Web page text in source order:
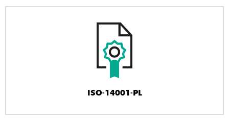
ISO-14001-PL